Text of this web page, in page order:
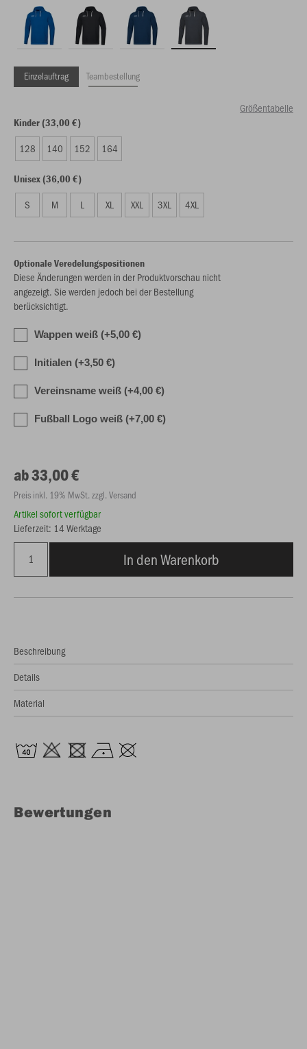
Einzelauftrag Teambestellung
Größentabelle
Kinder (33,00 €)
128 140 152 164
Unisex (36,00 €)
S M L XL XXL 3XL 4XL
Optionale Veredelungspositionen
Diese Änderungen werden in der Produktvorschau nicht
angezeigt. Sie werden jedoch bei der Bestellung
berücksichtigt.
Wappen weiß (+5,00 €)
Initialen (+3,50 €)
Vereinsname weiß (+4,00 €)
Fußball Logo weiß (+7,00 €)
ab 33,00 €
Preis inkl. 19% MwSt. zzgl. Versand
Artikel sofort verfügbar
Lieferzeit: 14 Werktage
In den Warenkorb
Beschreibung
Details
Material
Bewertungen